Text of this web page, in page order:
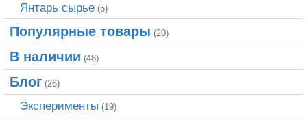
Янтарь сырье (5)
Популярные товары (20)
В наличии (48)
Блог (26)
Эксперименты (19)